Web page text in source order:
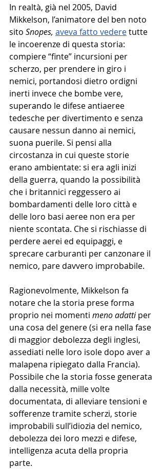
In realtà, già nel 2005, David
Mikkelson, l’animatore del ben noto
sito Snopes, aveva fatto vedere tutte
le incoerenze di questa storia:
compiere “finte” incursioni per
scherzo, per prendere in giro i
nemici, portandosi dietro ordigni
inerti invece che bombe vere,
superando le difese antiaeree
tedesche per divertimento e senza
causare nessun danno ai nemici,
suona puerile. Si pensi alla
circostanza in cui queste storie
erano ambientate: si era agli inizi
della guerra, quando la possibilità
che i britannici reggessero ai
bombardamenti delle loro città e
delle loro basi aeree non era per
niente scontata. Che si rischiasse di
perdere aerei ed equipaggi, e
sprecare carburanti per canzonare il
nemico, pare davvero improbabile.
Ragionevolmente, Mikkelson fa
notare che la storia prese forma
proprio nei momenti meno adatti per
una cosa del genere (si era nella fase
di maggior debolezza degli inglesi,
assediati nelle loro isole dopo aver a
malapena ripiegato dalla Francia).
Possibile che la storia fosse generata
dalla necessità, mille volte
documentata, di alleviare tensioni e
sofferenze tramite scherzi, storie
improbabili sull’idiozia del nemico,
debolezza dei loro mezzi e difese,
intelligenza acuta della propria
parte.